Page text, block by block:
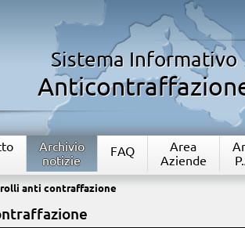
Sistema Informativo
Archivio
notizie
FAQ
Area
Aziende
anti contraffazione